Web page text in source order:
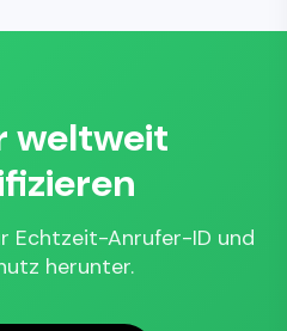
weltweit
Echtzeit-Anrufer-ID und
herunter.